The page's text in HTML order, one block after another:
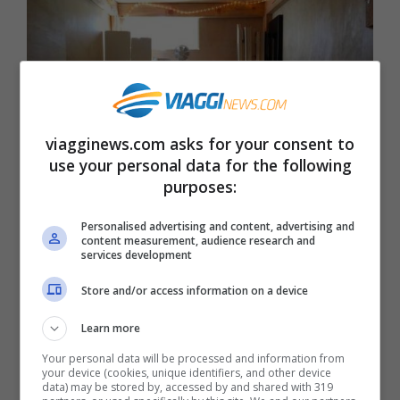
Peter Berkovitz, tuttavia, sembra contento.
“Le persone sono generalmente sorprese
dal fatto che io abbia voluto vivere in una
scatola di legno, ma penso che si
viagginews.com asks for your consent to
use your personal data for the following
purposes:
Personalised advertising and content, advertising and
content measurement, audience research and
services development
Store and/or access information on a device
Learn more
Your personal data will be processed and information from
your device (cookies, unique identifiers, and other device
data) may be stored by, accessed by and shared with 319